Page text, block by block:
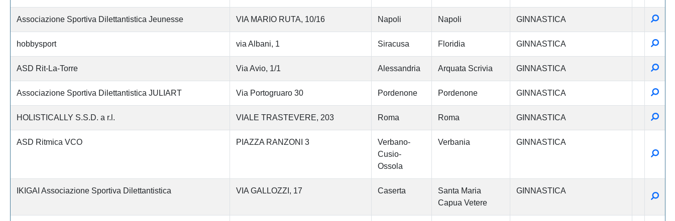
Associazione Sportiva Dilettantistica Jeunesse VIA MARIO RUTA, 10/16 Napoli Napoli GINNASTICA
hobbysport via Albani, 1 Siracusa Floridia GINNASTICA
ASD Rit-La-Torre Via Avio, 1/1 Alessandria Arquata Scrivia GINNASTICA
Associazione Sportiva Dilettantistica JULIART Via Portogruaro 30 Pordenone Pordenone GINNASTICA
HOLISTICALLY S.S.D. a r.l. VIALE TRASTEVERE, 203 Roma Roma GINNASTICA
ASD Ritmica VCO PIAZZA RANZONI 3
Verbano-
Cusio-
Ossola
Verbania GINNASTICA
IKIGAI Associazione Sportiva Dilettantistica VIA GALLOZZI, 17 Caserta
Santa Maria
Capua Vetere
GINNASTICA